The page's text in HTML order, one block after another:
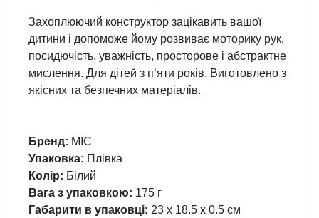
Захоплюючий конструктор зацікавить вашої
дитини і допоможе йому розвиває моторику рук,
посидючість, уважність, просторове і абстрактне
мислення. Для дітей з пʼяти років. Виготовлено з
якісних та безпечних матеріалів.
Бренд: MIC
Упаковка: Плівка
Колір: Білий
Вага з упаковкою: 175 г
Габарити в упаковці: 23 x 18.5 x 0.5 см